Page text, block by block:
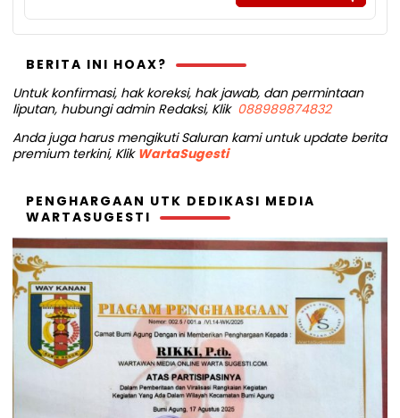
BERITA INI HOAX?
Untuk konfirmasi, hak koreksi, hak jawab, dan permintaan
liputan, hubungi admin Redaksi, Klik 088989874832
Anda juga harus mengikuti Saluran kami untuk update berita
premium terkini, Klik WartaSugesti
PENGHARGAAN UTK DEDIKASI MEDIA
WARTASUGESTI